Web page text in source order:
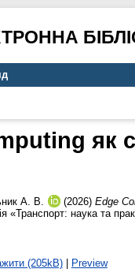
як
А. В. (2026) Edge
«Транспорт: наука та
(205kB)| Preview